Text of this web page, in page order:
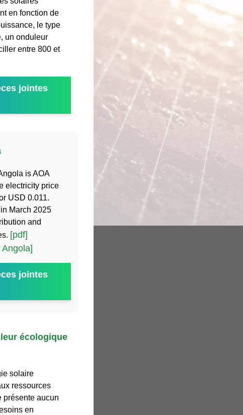
en fonction de
le type
un onduleur
entre 800 et
jointes
is AOA
electricity price
USD 0.011.
March 2025
and
[pdf]
jointes
écologique
solaire
ressources
présente aucun
en